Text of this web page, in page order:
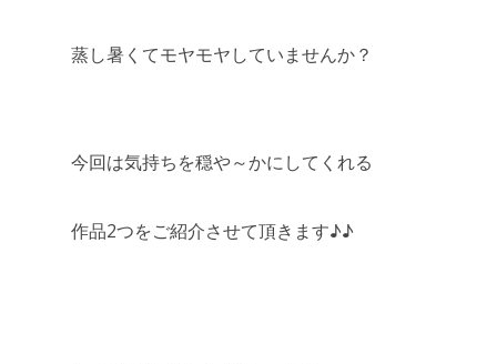
蒸し暑くてモヤモヤしていませんか？
今回は気持ちを穏や～かにしてくれる
作品2つをご紹介させて頂きます♪♪